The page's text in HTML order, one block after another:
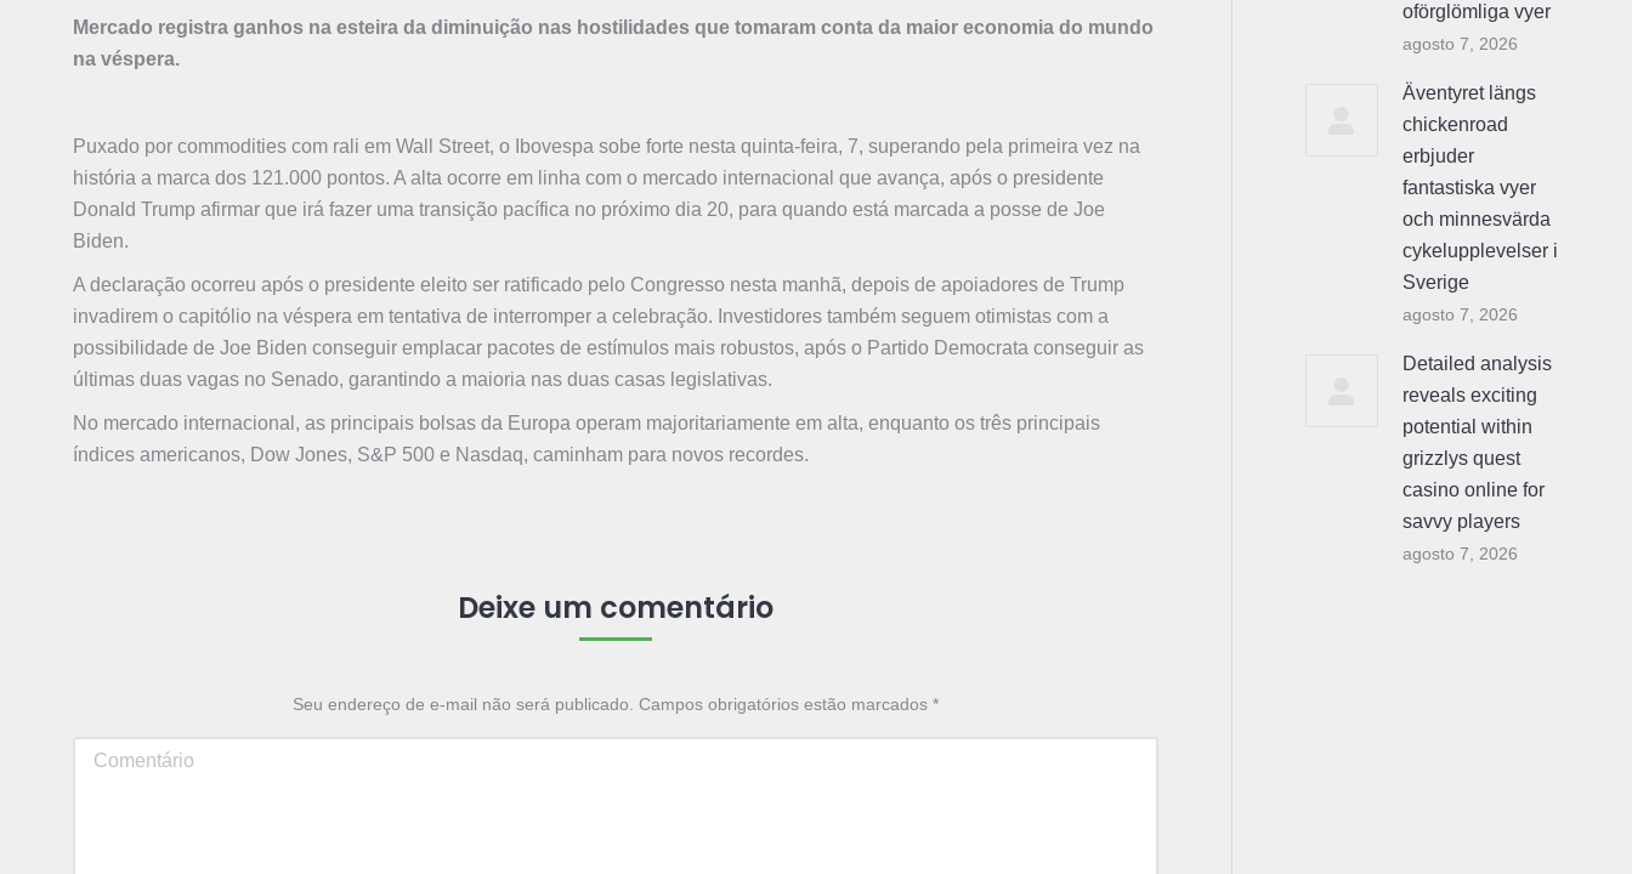
Mercado registra ganhos na esteira da diminuição nas hostilidades que tomaram conta da maior economia do mundo
na véspera.
Puxado por commodities com rali em Wall Street, o Ibovespa sobe forte nesta quinta-feira, 7, superando pela primeira vez na
história a marca dos 121.000 pontos. A alta ocorre em linha com o mercado internacional que avança, após o presidente
Donald Trump afirmar que irá fazer uma transição pacífica no próximo dia 20, para quando está marcada a posse de Joe
Biden.
A declaração ocorreu após o presidente eleito ser ratificado pelo Congresso nesta manhã, depois de apoiadores de Trump
invadirem o capitólio na véspera em tentativa de interromper a celebração. Investidores também seguem otimistas com a
possibilidade de Joe Biden conseguir emplacar pacotes de estímulos mais robustos, após o Partido Democrata conseguir as
últimas duas vagas no Senado, garantindo a maioria nas duas casas legislativas.
No mercado internacional, as principais bolsas da Europa operam majoritariamente em alta, enquanto os três principais
índices americanos, Dow Jones, S&P 500 e Nasdaq, caminham para novos recordes.
Deixe um comentário
Seu endereço de e-mail não será publicado. Campos obrigatórios estão marcados *
Comentário
oförglömliga vyer
agosto 7, 2026
Äventyret längs
chickenroad
erbjuder
fantastiska vyer
och minnesvärda
cykelupplevelser i
Sverige
agosto 7, 2026
Detailed analysis
reveals exciting
potential within
grizzlys quest
casino online for
savvy players
agosto 7, 2026